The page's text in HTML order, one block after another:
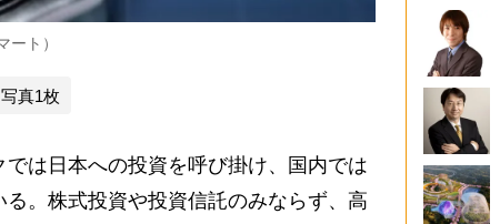
ト）
写真1枚
は日本への投資を呼び掛け、国内では
る。株式投資や投資信託のみならず、高